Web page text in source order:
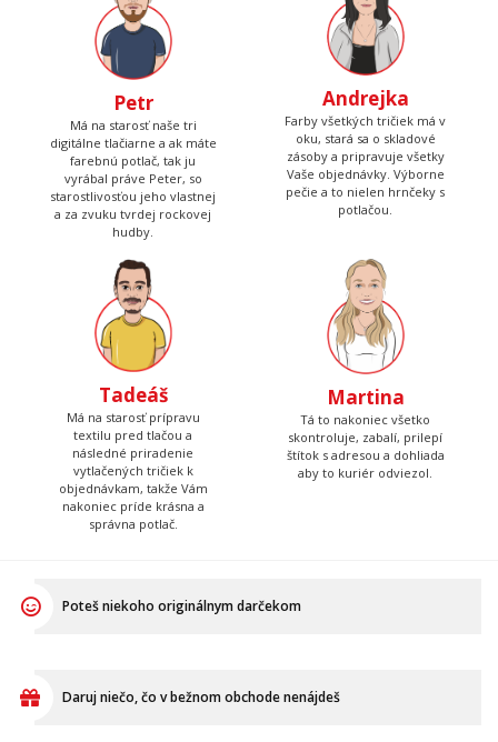
Petr
Má na starosť naše tri
digitálne tlačiarne a ak máte
farebnú potlač, tak ju
vyrábal práve Peter, so
starostlivosťou jeho vlastnej
a za zvuku tvrdej rockovej
hudby.
Andrejka
Farby všetkých tričiek má v
oku, stará sa o skladové
zásoby a pripravuje všetky
Vaše objednávky. Výborne
pečie a to nielen hrnčeky s
potlačou.
Tadeáš
Má na starosť prípravu
textilu pred tlačou a
následné priradenie
vytlačených tričiek k
objednávkam, takže Vám
nakoniec príde krásna a
správna potlač.
Martina
Tá to nakoniec všetko
skontroluje, zabalí, prilepí
štítok s adresou a dohliada
aby to kuriér odviezol.
Poteš niekoho originálnym darčekom
Daruj niečo, čo v bežnom obchode nenájdeš